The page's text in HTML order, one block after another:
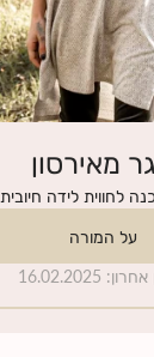
מאירסון
לחווית לידה
על המורה
אחרון:
16.02.2025